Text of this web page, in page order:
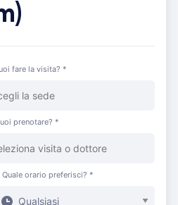
fare la visita? *
prenotare? *
Quale orario preferisci? *